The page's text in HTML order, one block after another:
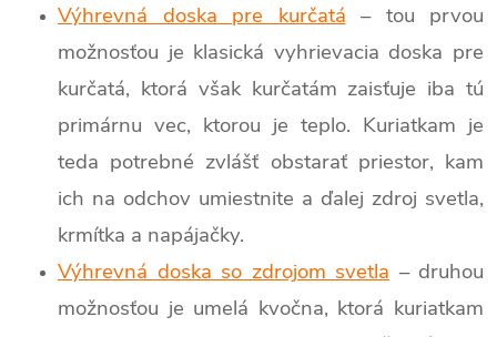
Výhrevná doska pre kurčatá – tou prvou
možnosťou je klasická vyhrievacia doska pre
kurčatá, ktorá však kurčatám zaisťuje iba tú
primárnu vec, ktorou je teplo. Kuriatkam je
teda potrebné zvlášť obstarať priestor, kam
ich na odchov umiestnite a ďalej zdroj svetla,
krmítka a napájačky.
Výhrevná doska so zdrojom svetla – druhou
možnosťou je umelá kvočna, ktorá kuriatkam